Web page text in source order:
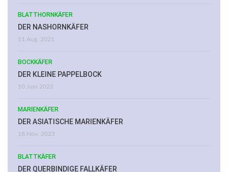
BLATTHORNKÄFER
DER NASHORNKÄFER
11.Aug. 2021
BOCKKÄFER
DER KLEINE PAPPELBOCK
10.Juni 2022
MARIENKÄFER
DER ASIATISCHE MARIENKÄFER
18.Nov. 2023
BLATTKÄFER
DER QUERBINDIGE FALLKÄFER